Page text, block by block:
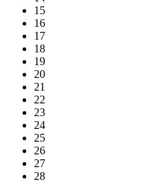
15
16
17
18
19
20
21
22
23
24
25
26
27
28